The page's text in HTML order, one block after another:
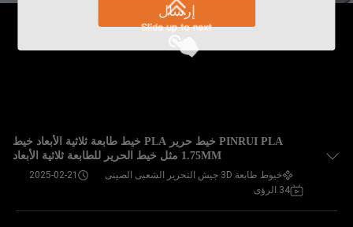
إرسال
PINRUI PLA خيط حرير PLA خيط طابعة ثلاثية الأبعاد خيط
1.75MM مثل خيط الحرير للطابعة ثلاثية الأبعاد
خيوط طابعة 3D جيش التحرير الشعبى الصينى
2025-02-21
34 الرؤى